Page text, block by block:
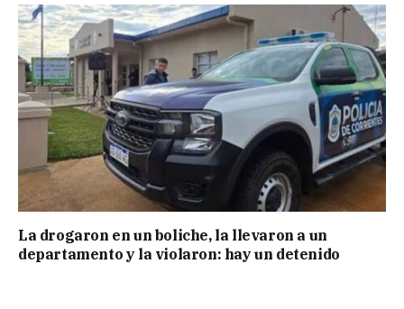
La drogaron en un boliche, la llevaron a un
departamento y la violaron: hay un detenido